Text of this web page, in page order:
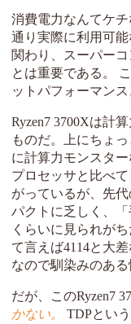
消費電力なんてケ
通り実際に利用可
関わり、スーパー
とは重要である。
ットパフォーマン
Ryzen7 3700Xは計
ものだ。上にちょ
に計算力モンスター
プロセッサと比べ
がっているが、先
パクトに乏しく、「
くらいに見られが
て言えば4114と大
なので馴染みのある
だが、このRyzen7
かない。
TDPとい